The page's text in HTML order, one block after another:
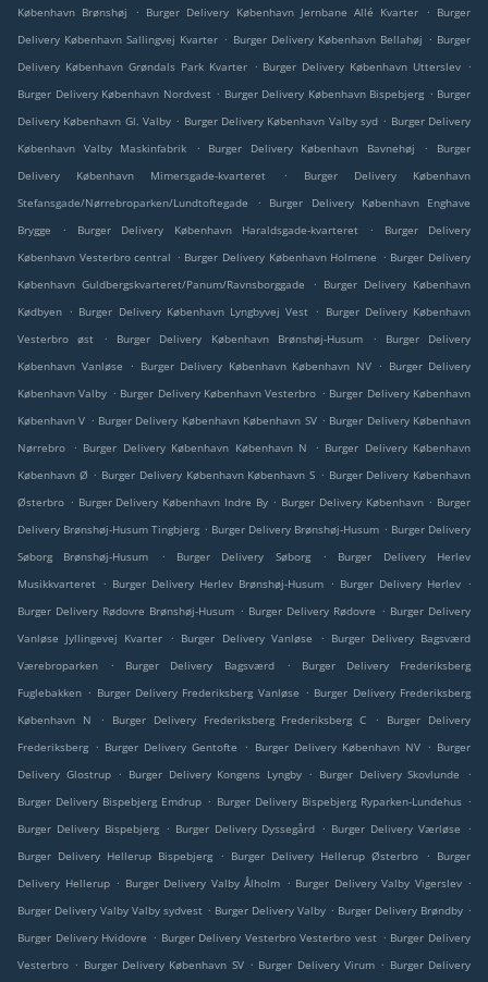
København Brønshøj
. Burger Delivery København Jernbane Allé Kvarter . Burger
Delivery København Sallingvej Kvarter . Burger Delivery København Bellahøj . Burger
Delivery København Grøndals Park Kvarter . Burger Delivery København Utterslev .
Burger Delivery København Nordvest . Burger Delivery København Bispebjerg . Burger
Delivery København Gl. Valby . Burger Delivery København Valby syd . Burger Delivery
København Valby Maskinfabrik
. Burger Delivery København Bavnehøj .
Burger
Delivery København Mimersgade-kvarteret
.
Burger Delivery København
Stefansgade/Nørrebroparken/Lundtoftegade
.
Burger Delivery København Enghave
Brygge
. Burger Delivery København Haraldsgade-kvarteret .
Burger Delivery
København Vesterbro central . Burger Delivery København Holmene . Burger Delivery
København Guldbergskvarteret/Panum/Ravnsborggade
. Burger Delivery København
Kødbyen . Burger Delivery København Lyngbyvej Vest . Burger Delivery København
Vesterbro øst
. Burger Delivery København Brønshøj-Husum .
Burger Delivery
København Vanløse
. Burger Delivery København København NV . Burger Delivery
København Valby . Burger Delivery København Vesterbro . Burger Delivery København
København V . Burger Delivery København København SV . Burger Delivery København
Nørrebro
. Burger Delivery København København N . Burger Delivery København
København Ø . Burger Delivery København København S . Burger Delivery København
Østerbro . Burger Delivery København Indre By . Burger Delivery København . Burger
Delivery Brønshøj-Husum Tingbjerg . Burger Delivery Brønshøj-Husum . Burger Delivery
Søborg Brønshøj-Husum
. Burger Delivery Søborg .
Burger Delivery Herlev
Musikkvarteret . Burger Delivery Herlev Brønshøj-Husum . Burger Delivery Herlev .
Burger Delivery Rødovre Brønshøj-Husum . Burger Delivery Rødovre . Burger Delivery
Vanløse Jyllingevej Kvarter
. Burger Delivery Vanløse . Burger Delivery Bagsværd
Værebroparken
. Burger Delivery Bagsværd .
Burger Delivery Frederiksberg
Fuglebakken . Burger Delivery Frederiksberg Vanløse . Burger Delivery Frederiksberg
København N
. Burger Delivery Frederiksberg Frederiksberg C .
Burger Delivery
Frederiksberg . Burger Delivery Gentofte . Burger Delivery København NV . Burger
Delivery Glostrup . Burger Delivery Kongens Lyngby . Burger Delivery Skovlunde
.
Burger Delivery Bispebjerg Emdrup . Burger Delivery Bispebjerg Ryparken-Lundehus .
Burger Delivery Bispebjerg . Burger Delivery Dyssegård . Burger Delivery Værløse
.
Burger Delivery Hellerup Bispebjerg
. Burger Delivery Hellerup Østerbro . Burger
Delivery Hellerup . Burger Delivery Valby Ålholm . Burger Delivery Valby Vigerslev .
Burger Delivery Valby Valby sydvest . Burger Delivery Valby . Burger Delivery Brøndby .
Burger Delivery Hvidovre . Burger Delivery Vesterbro Vesterbro vest . Burger Delivery
Vesterbro . Burger Delivery København SV . Burger Delivery Virum . Burger Delivery